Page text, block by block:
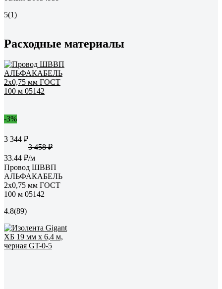
5(1)
Расходные материалы
-3%
3 344 ₽
3 458 ₽
33.44 ₽/м
Провод ШВВП
АЛЬФАКАБЕЛЬ
2х0,75 мм ГОСТ
100 м 05142
4.8(89)